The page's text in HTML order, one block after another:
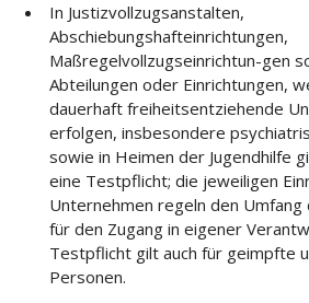
In Justizvollzugsanstalten,
Abschiebungshafteinrichtungen,
Maßregelvollzugseinrichtun-gen
Abteilungen oder Einrichtungen,
dauerhaft freiheitsentziehende
erfolgen, insbesondere
sowie in Heimen der Jugendhilfe
eine Testpflicht; die jeweiligen
Unternehmen regeln den
für den Zugang in eigener
Testpflicht gilt auch für geimpfte
Personen.